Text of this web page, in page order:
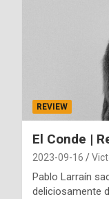
REVIEW
El Conde |
2023-09-16
Pablo Larraín
deliciosamente